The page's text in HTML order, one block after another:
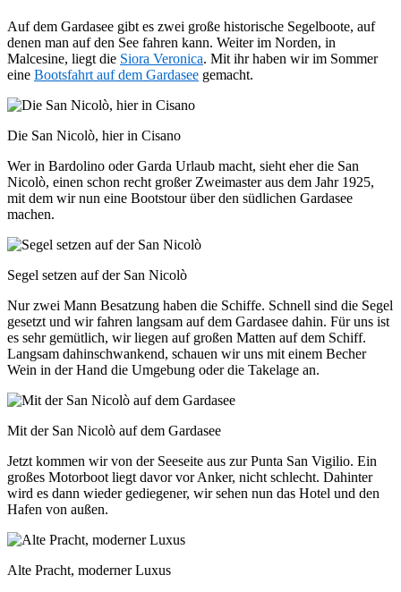
Auf dem Gardasee gibt es zwei große historische Segelboote, auf
denen man auf den See fahren kann. Weiter im Norden, in
Malcesine, liegt die Siora Veronica. Mit ihr haben wir im Sommer
eine Bootsfahrt auf dem Gardasee gemacht.
Die San Nicolò, hier in Cisano
Wer in Bardolino oder Garda Urlaub macht, sieht eher die San
Nicolò, einen schon recht großer Zweimaster aus dem Jahr 1925,
mit dem wir nun eine Bootstour über den südlichen Gardasee
machen.
Segel setzen auf der San Nicolò
Nur zwei Mann Besatzung haben die Schiffe. Schnell sind die Segel
gesetzt und wir fahren langsam auf dem Gardasee dahin. Für uns ist
es sehr gemütlich, wir liegen auf großen Matten auf dem Schiff.
Langsam dahinschwankend, schauen wir uns mit einem Becher
Wein in der Hand die Umgebung oder die Takelage an.
Mit der San Nicolò auf dem Gardasee
Jetzt kommen wir von der Seeseite aus zur Punta San Vigilio. Ein
großes Motorboot liegt davor vor Anker, nicht schlecht. Dahinter
wird es dann wieder gediegener, wir sehen nun das Hotel und den
Hafen von außen.
Alte Pracht, moderner Luxus